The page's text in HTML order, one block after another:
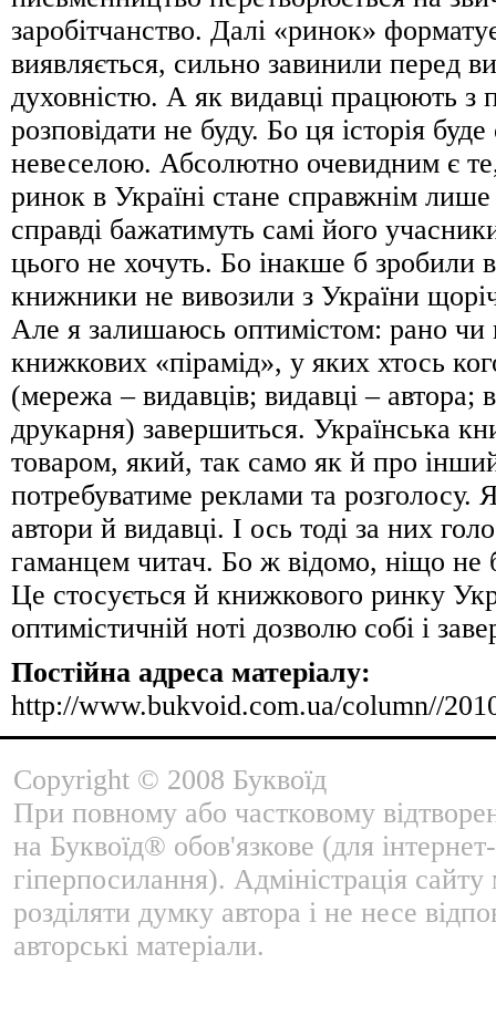
заробітчанство. Далі «ринок»
виявляється, сильно завинили перед
духовністю. А як видавці працюють з
розповідати не буду. Бо ця історія
невеселою. Абсолютно очевидним є
ринок в Україні стане справжнім лише
справді бажатимуть самі його
цього не хочуть. Бо інакше б зробили
книжники не вивозили з України
Але я залишаюсь оптимістом: рано чи
книжкових «пірамід», у яких хтось
(мережа – видавців; видавці – автора;
друкарня) завершиться. Українська
товаром, який, так само як й про
потребуватиме реклами та розголосу.
автори й видавці. І ось тоді за них
гаманцем читач. Бо ж відомо, ніщо не
Це стосується й книжкового ринку
оптимістичній ноті дозволю собі і
Постійна адреса матеріалу:
http://www.bukvoid.com.ua/column//
Copyright © 2008 Буквоїд
При повному або частковому
на Буквоїд® обов'язкове (для
гіперпосилання). Адміністрація
розділяти думку автора і не несе
авторські матеріали.